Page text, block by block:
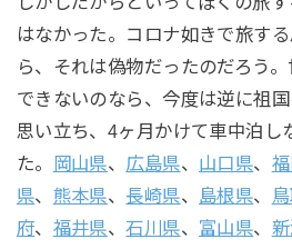
はなかった。コロナ如きで旅す
ら、それは偽物だったのだろう
できないのなら、今度は逆に祖
思い立ち、4ヶ月かけて車中泊し
た。
岡山県、 広島県、 山口県、
県、 熊本県、 長崎県、 島根県、
府、 福井県、石川県、 富山県、